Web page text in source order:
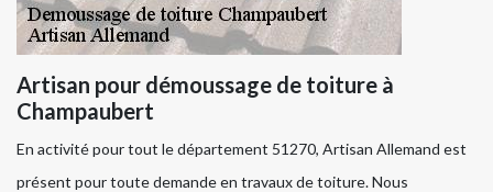
Artisan pour démoussage de toiture à
Champaubert
En activité pour tout le département 51270, Artisan Allemand est
présent pour toute demande en travaux de toiture. Nous